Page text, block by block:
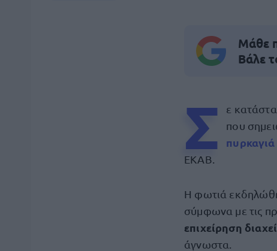
Μάθε
Βάλε
Σ
ε
που
ΕΚΑΒ.
Η φωτιά
σύμφωνα με τις
επιχείρηση
άγνωστα.